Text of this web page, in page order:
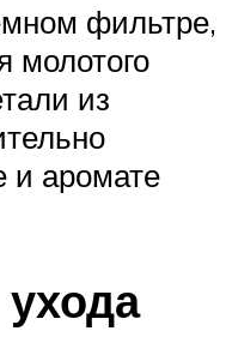
фильтре,
молотого
из
и аромате